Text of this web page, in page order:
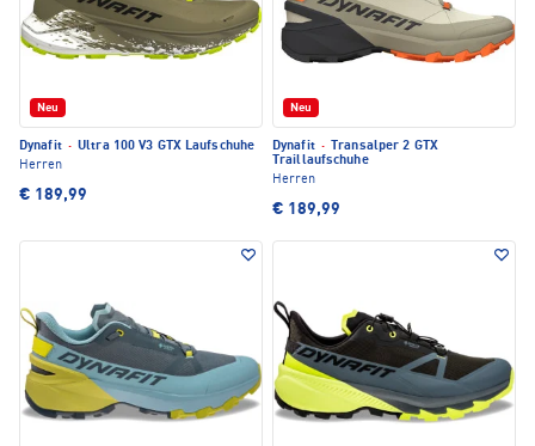
Neu
Dynafit · Ultra 100 V3 GTX Laufschuhe
Herren
€ 189,99
Neu
Dynafit ·
Transalper 2 GTX
Traillaufschuhe
Herren
€ 189,99